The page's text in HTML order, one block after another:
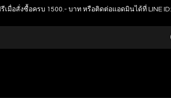
เมื่อสั่งซื้อครบ 1500.- บาท หรือติดต่อแอดมินได้ที่ LINE ID: